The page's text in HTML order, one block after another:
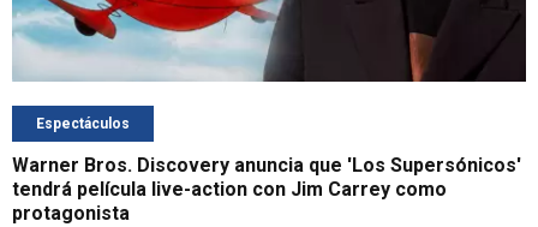
Espectáculos
Warner Bros. Discovery anuncia que 'Los Supersónicos'
tendrá película live-action con Jim Carrey como
protagonista